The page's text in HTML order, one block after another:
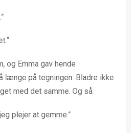
og Emma gav hende
længe på tegningen. Bladre ikke
med det samme. Og så:
plejer at gemme.”